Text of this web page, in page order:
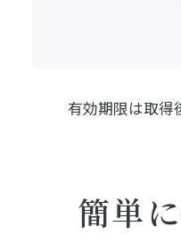
有効期限は取得
簡単